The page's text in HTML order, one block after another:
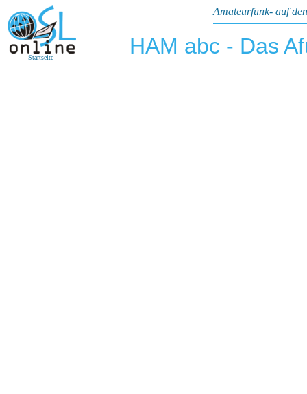
Startseite
Amateurfunk- auf
HAM abc - Das